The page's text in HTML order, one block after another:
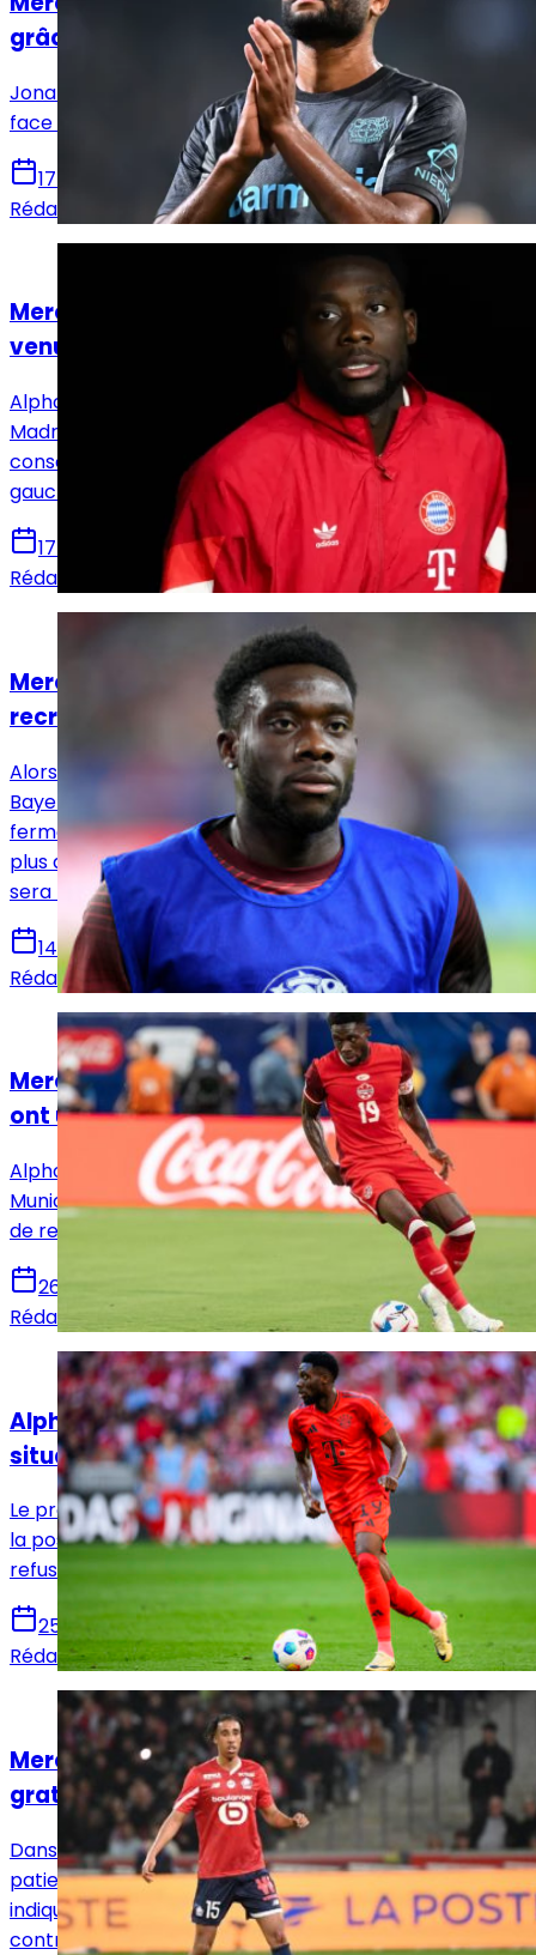
grâce à Rüdiger
Jonathan Tah et Antonio Rüdiger ont brillé ensemble
face à la Bosnie (7-0).
17 novembre 2024
Rédaction Le Journal du Real
Mercato : les conséquences de la probable
venue de Davies au Real Madrid
Alphonso Davies n'a jamais été aussi proche du Real
Madrid, et son arrivée prochaine peut avoir des
conséquences sur la concurrence au poste d'arrière
gauche.
17 novembre 2024
Rédaction Le Journal du Real
Actualités
Mercato : le Real Madrid sur le point de
recruter Alphonso Davies ?
Alors que les négociations entre le Real Madrid et le
Bayern Munich se poursuivent, le club madrilène reste
ferme sur sa position financière, refusant de payer
plus de 35 millions d’euros pour Alphonso Davies qui
sera libre en 2025.
14 août 2024
Rédaction Le Journal du Real
Actualités
Mercato : Alphonso Davies et le Real Madrid
ont un accord pour 2025 !
Alphonso Davies, le jeune latéral canadien du Bayern
Munich, serait prêt à patienter pour réaliser son rêve
de rejoindre le Real Madrid.
26 juillet 2024
Rédaction Le Journal du Real
Actualités
Alphonso Davies et le Bayern Munich : une
situation tendue
Le président du Bayern Munich, Uli Hoeness, a confirmé
la position ferme du club concernant Alphonso Davies,
refusant d'augmenter son offre de prolongation.
25 juillet 2024
Rédaction Le Journal du Real
Actualités
Mercato : Leny Yoro pourrait débarquer
gratuitement au Real Madrid en 2025
Dans le dossier du Lillois, le Real Madrid attend
patiemment son heure. Et, les dernières informations
indiquent que Leny Yoro pourrait aller au bout de son
contrat au LOSC pour rejoindre ensuite le Real Madrid.